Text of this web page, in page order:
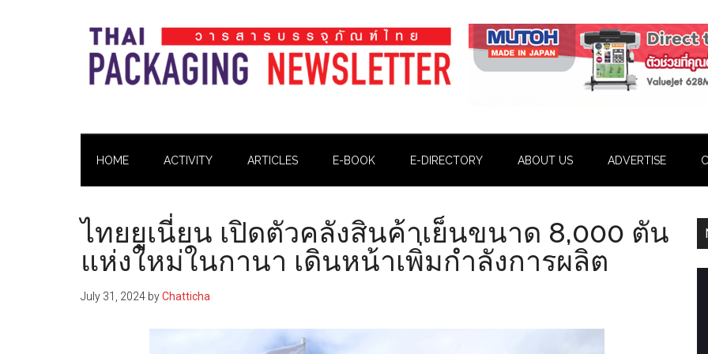
Pack
Magazine
HOME ACTIVITY ARTICLES E-BOOK E-DIRECTORY ABOUT US ADVERTISE
ไทยยูเนี่ยน เปิดตัวคลังสินค้าเย็นขนาด 8,000 ตัน
แห่งใหม่ในกานา เดินหน้าเพิ่มกำลังการผลิต
July 31, 2024 byChatticha